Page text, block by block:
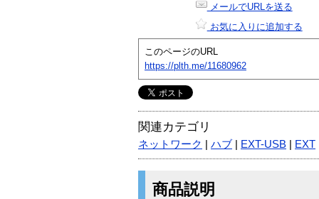
メールでURLを送る
お気に入りに追加する
このページのURL
https://plth.me/11680962
関連カテゴリ
ネットワーク ハブ EXT-USB EXT
商品説明